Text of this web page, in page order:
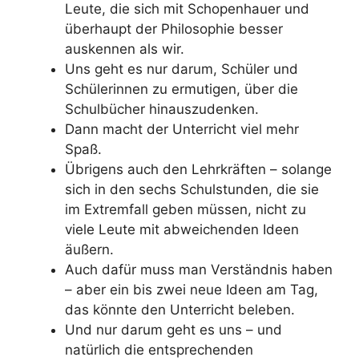
Leute, die sich mit Schopenhauer und
überhaupt der Philosophie besser
auskennen als wir.
Uns geht es nur darum, Schüler und
Schülerinnen zu ermutigen, über die
Schulbücher hinauszudenken.
Dann macht der Unterricht viel mehr
Spaß.
Übrigens auch den Lehrkräften – solange
sich in den sechs Schulstunden, die sie
im Extremfall geben müssen, nicht zu
viele Leute mit abweichenden Ideen
äußern.
Auch dafür muss man Verständnis haben
– aber ein bis zwei neue Ideen am Tag,
das könnte den Unterricht beleben.
Und nur darum geht es uns – und
natürlich die entsprechenden